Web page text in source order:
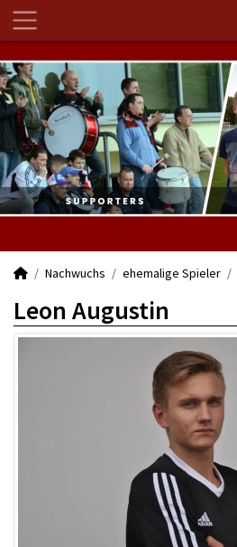
Nachwuchs ehemalige Spieler
Leon Augustin